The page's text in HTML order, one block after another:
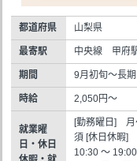
都道府県 山梨県
最寄駅 中央線 甲府
期間 9月初旬～長期
時給 2,050円～
就業曜
日・休日
[勤務曜日]
須 [休日休暇]
10:30 ～